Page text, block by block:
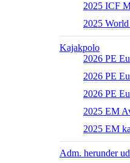
2025 ICF
2025
Kajakpolo
2026 PE
2026 PE
2026 PE
2025 EM
2025 EM
Adm. herunder